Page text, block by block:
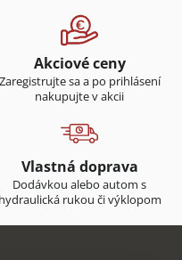
Akciové ceny
Zaregistrujte sa a po prihlásení
nakupujte v akcii
Vlastná doprava
Dodávkou alebo autom s
hydraulická rukou či výklopom